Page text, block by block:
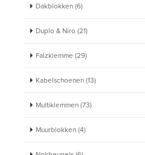
Dakblokken (6)
Duplo & Niro (21)
Falzklemme (29)
Kabelschoenen (13)
Multiklemmen (73)
Muurblokken (4)